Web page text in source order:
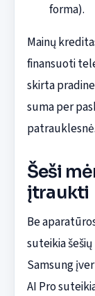
forma).
Mainų
finansuoti
skirta
suma per
patrauklesnė.
Šeši
įtraukti
Be
suteikia
Samsung
AI Pro